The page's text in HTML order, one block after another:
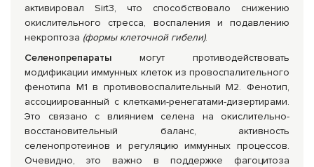
активировал Sirt3, что способствовало снижению
окислительного стресса, воспаления и подавлению
некроптоза (формы клеточной гибели).
Селенопрепараты могут противодействовать
модификации иммунных клеток из провоспалительного
фенотипа М1 в противовоспалительный М2. Фенотип,
ассоциированный с клетками-ренегатами-дизертирами.
Это связано с влиянием селена на окислительно-
восстановительный баланс, активность
селенопротеинов и регуляцию иммунных процессов.
Очевидно, это важно в поддержке фагоцитоза